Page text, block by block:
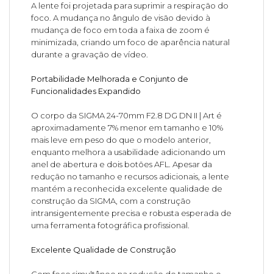
A lente foi projetada para suprimir a respiração do
foco. A mudança no ângulo de visão devido à
mudança de foco em toda a faixa de zoom é
minimizada, criando um foco de aparência natural
durante a gravação de vídeo.
Portabilidade Melhorada e Conjunto de
Funcionalidades Expandido
O corpo da SIGMA 24-70mm F2.8 DG DN II | Art é
aproximadamente 7% menor em tamanho e 10%
mais leve em peso do que o modelo anterior,
enquanto melhora a usabilidade adicionando um
anel de abertura e dois botões AFL. Apesar da
redução no tamanho e recursos adicionais, a lente
mantém a reconhecida excelente qualidade de
construção da SIGMA, com a construção
intransigentemente precisa e robusta esperada de
uma ferramenta fotográfica profissional.
Excelente Qualidade de Construção